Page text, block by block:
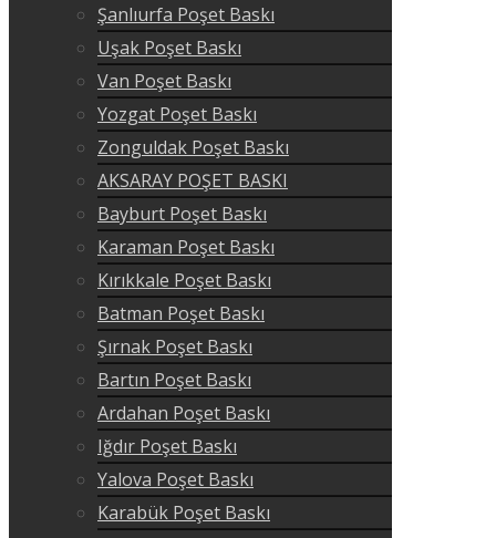
Şanlıurfa Poşet Baskı
Uşak Poşet Baskı
Van Poşet Baskı
Yozgat Poşet Baskı
Zonguldak Poşet Baskı
AKSARAY POŞET BASKI
Bayburt Poşet Baskı
Karaman Poşet Baskı
Kırıkkale Poşet Baskı
Batman Poşet Baskı
Şırnak Poşet Baskı
Bartın Poşet Baskı
Ardahan Poşet Baskı
Iğdır Poşet Baskı
Yalova Poşet Baskı
Karabük Poşet Baskı